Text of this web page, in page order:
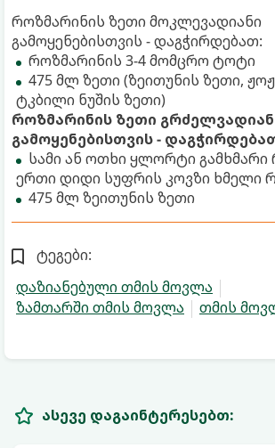
როზმარინის ზეთი მოკლევადიანი
გამოყენებისთვის - დაგჭირდებათ:
როზმარინის 3-4 მომცრო ტოტი
475 მლ ზეთი (ზეითუნის ზეთი,
ტკბილი ნუშის ზეთი)
როზმარინის ზეთი
გამოყენებისთვის -
სამი ან ოთხი ყლორტი გამხმარი
ერთი დიდი სუფრის კოვზი ხმელი
475 მლ ზეითუნის ზეთი
ტეგები:
დაზიანებული თმის მოვლა
ზამთარში თმის მოვლა
თმის
ასევე დაგაინტერესებთ: